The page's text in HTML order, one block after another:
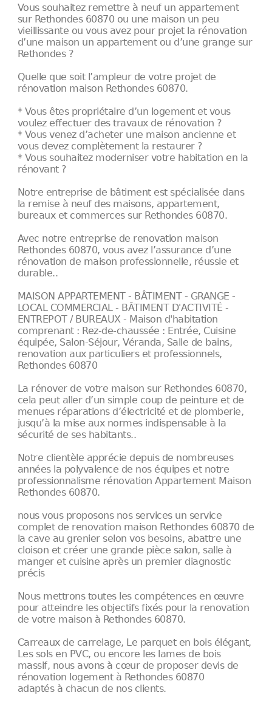
Vous souhaitez remettre à neuf un appartement
sur Rethondes 60870 ou une maison un peu
vieillissante ou vous avez pour projet la rénovation
d’une maison un appartement ou d’une grange sur
Rethondes ?
Quelle que soit l’ampleur de votre projet de
rénovation maison Rethondes 60870.
* Vous êtes propriétaire d’un logement et vous
voulez effectuer des travaux de rénovation ?
* Vous venez d’acheter une maison ancienne et
vous devez complètement la restaurer ?
* Vous souhaitez moderniser votre habitation en la
rénovant ?
Notre entreprise de bâtiment est spécialisée dans
la remise à neuf des maisons, appartement,
bureaux et commerces sur Rethondes 60870.
Avec notre entreprise de renovation maison
Rethondes 60870, vous avez l’assurance d’une
rénovation de maison professionnelle, réussie et
durable..
MAISON APPARTEMENT - BÂTIMENT - GRANGE -
LOCAL COMMERCIAL - BÂTIMENT D'ACTIVITÉ -
ENTREPOT / BUREAUX - Maison d'habitation
comprenant : Rez-de-chaussée : Entrée, Cuisine
équipée, Salon-Séjour, Véranda, Salle de bains,
renovation aux particuliers et professionnels,
Rethondes 60870
La rénover de votre maison sur Rethondes 60870,
cela peut aller d’un simple coup de peinture et de
menues réparations d’électricité et de plomberie,
jusqu’à la mise aux normes indispensable à la
sécurité de ses habitants..
Notre clientèle apprécie depuis de nombreuses
années la polyvalence de nos équipes et notre
professionnalisme rénovation Appartement Maison
Rethondes 60870.
nous vous proposons nos services un service
complet de renovation maison Rethondes 60870 de
la cave au grenier selon vos besoins, abattre une
cloison et créer une grande pièce salon, salle à
manger et cuisine après un premier diagnostic
précis
Nous mettrons toutes les compétences en œuvre
pour atteindre les objectifs fixés pour la renovation
de votre maison à Rethondes 60870.
Carreaux de carrelage, Le parquet en bois élégant,
Les sols en PVC, ou encore les lames de bois
massif, nous avons à cœur de proposer devis de
rénovation logement à Rethondes 60870
adaptés à chacun de nos clients.